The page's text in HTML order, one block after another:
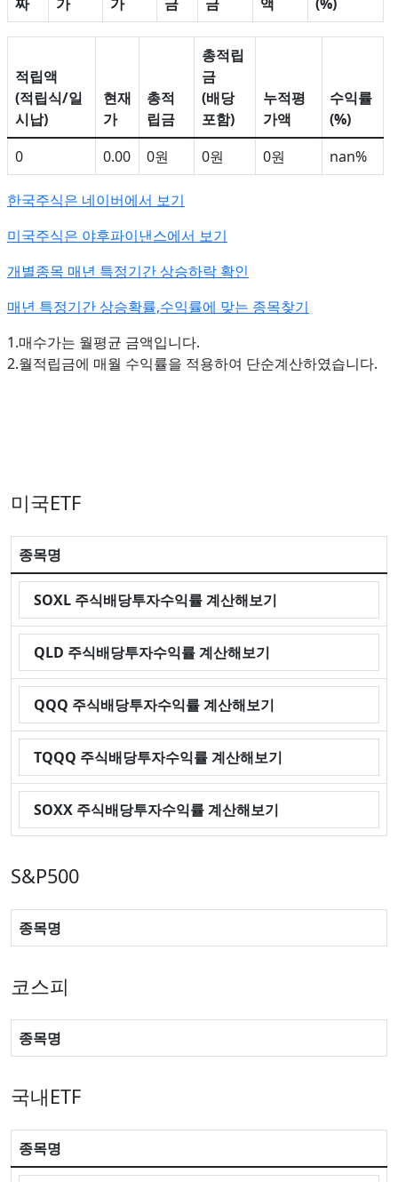
적립액
(적립식/일
시납)
현재
가
총적
립금
총적립
금
(배당
포함)
누적평
가액
수익률
(%)
0
0.00 0원 0원 0원 nan%
한국주식은 네이버에서 보기
미국주식은 야후파이낸스에서 보기
개별종목 매년 특정기간 상승하락 확인
매년 특정기간 상승확률,수익률에 맞는 종목찾기
1.매수가는 월평균 금액입니다.
2.월적립금에 매월 수익률을 적용하여 단순계산하였습니다.
미국ETF
종목명
SOXL 주식배당투자수익률 계산해보기
QLD 주식배당투자수익률 계산해보기
QQQ 주식배당투자수익률 계산해보기
TQQQ 주식배당투자수익률 계산해보기
SOXX 주식배당투자수익률 계산해보기
S&P500
종목명
코스피
종목명
국내ETF
종목명